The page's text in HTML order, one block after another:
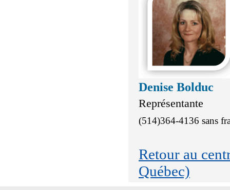
Denise Bolduc
Représentante
(514)364-4136 sans
Retour au
Québec)